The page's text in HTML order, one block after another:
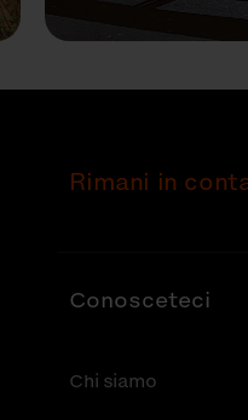
Rimani in
Conosceteci
Chi siamo